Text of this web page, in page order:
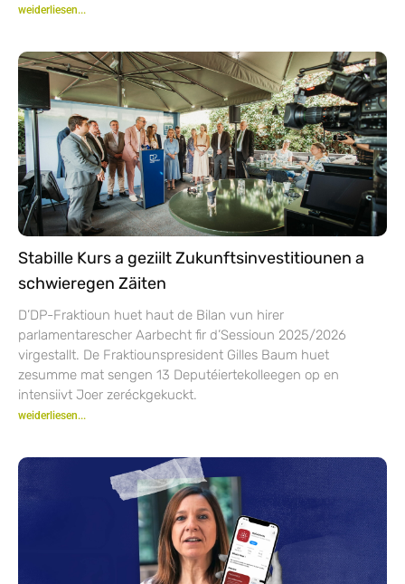
weiderliesen...
Stabille Kurs a geziilt Zukunftsinvestitiounen a
schwieregen Zäiten
D’DP-Fraktioun huet haut de Bilan vun hirer
parlamentarescher Aarbecht fir d’Sessioun 2025/2026
virgestallt. De Fraktiounspresident Gilles Baum huet
zesumme mat sengen 13 Deputéiertekolleegen op en
intensiivt Joer zeréckgekuckt.
weiderliesen...